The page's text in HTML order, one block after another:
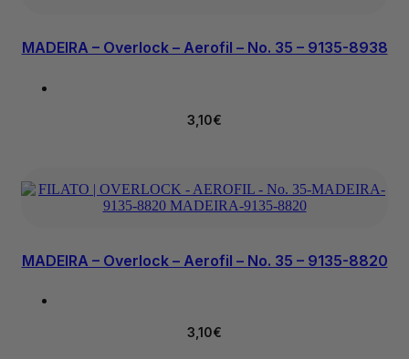
MADEIRA – Overlock – Aerofil – No. 35 – 9135-8938
3,10€
MADEIRA – Overlock – Aerofil – No. 35 – 9135-8820
3,10€